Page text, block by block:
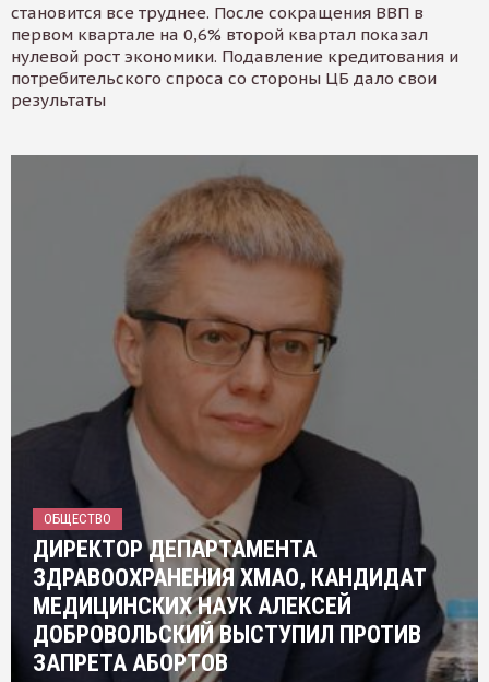
становится все труднее. После сокращения ВВП в
первом квартале на 0,6% второй квартал показал
нулевой рост экономики. Подавление кредитования и
потребительского спроса со стороны ЦБ дало свои
результаты
ОБЩЕСТВО
ДИРЕКТОР ДЕПАРТАМЕНТА
ЗДРАВООХРАНЕНИЯ ХМАО, КАНДИДАТ
МЕДИЦИНСКИХ НАУК АЛЕКСЕЙ
ДОБРОВОЛЬСКИЙ ВЫСТУПИЛ ПРОТИВ
ЗАПРЕТА АБОРТОВ